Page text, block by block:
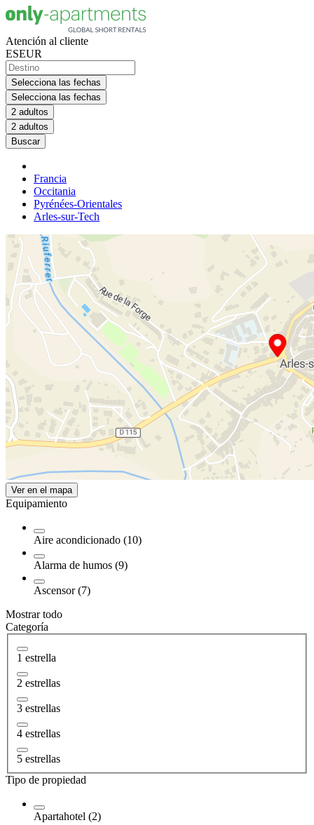
Atención al cliente
ESEUR
Selecciona las fechas
Selecciona las fechas
2 adultos
2 adultos
Buscar
Francia
Occitania
Pyrénées-Orientales
Arles-sur-Tech
Ver en el mapa
Equipamiento
Aire acondicionado (10)
Alarma de humos (9)
Ascensor (7)
Mostrar todo
Categoría
1 estrella
2 estrellas
3 estrellas
4 estrellas
5 estrellas
Tipo de propiedad
Apartahotel (2)